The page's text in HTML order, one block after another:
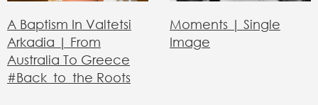
A Baptism In Valtetsi
Arkadia | From
Australia To Greece
#back_to_the Roots
Moments | Single
Image